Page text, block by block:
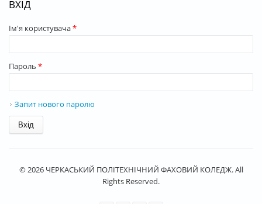
ВХІД
Ім'я користувача*
Пароль *
Запит нового паролю
© 2026 ЧЕРКАСЬКИЙ ПОЛІТЕХНІЧНИЙ ФАХОВИЙ КОЛЕДЖ. All
Rights Reserved.